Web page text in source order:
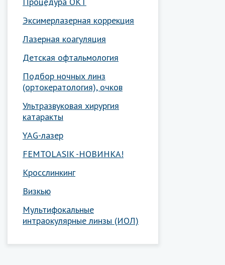
Эксимерлазерная коррекция
Лазерная коагуляция
Детская офтальмология
Подбор ночных линз
(ортокератология), очков
Ультразвуковая хирургия
катаракты
YAG-лазер
FEMTOLASIK -НОВИНКА!
Кросслинкинг
Визкью
Мультифокальные
интраокулярные линзы (ИОЛ)